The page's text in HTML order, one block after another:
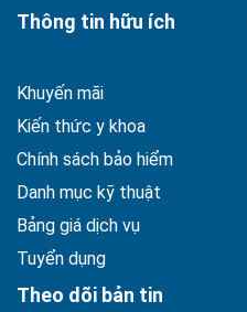
Thông tin hữu ích
Khuyến mãi
Kiến thức y khoa
Chính sách bảo hiểm
Danh mục kỹ thuật
Bảng giá dịch vụ
Tuyển dụng
Theo dõi bản tin